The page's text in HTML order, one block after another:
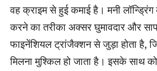
वह क्राइम से हुई कमाई है। मनी
करने का तरीका अक्सर घुमावदार और
फाइनेंशियल ट्रांजैक्शन से जुड़ा होता है,
मिलना मुश्किल हो जाता है। इसके साथ